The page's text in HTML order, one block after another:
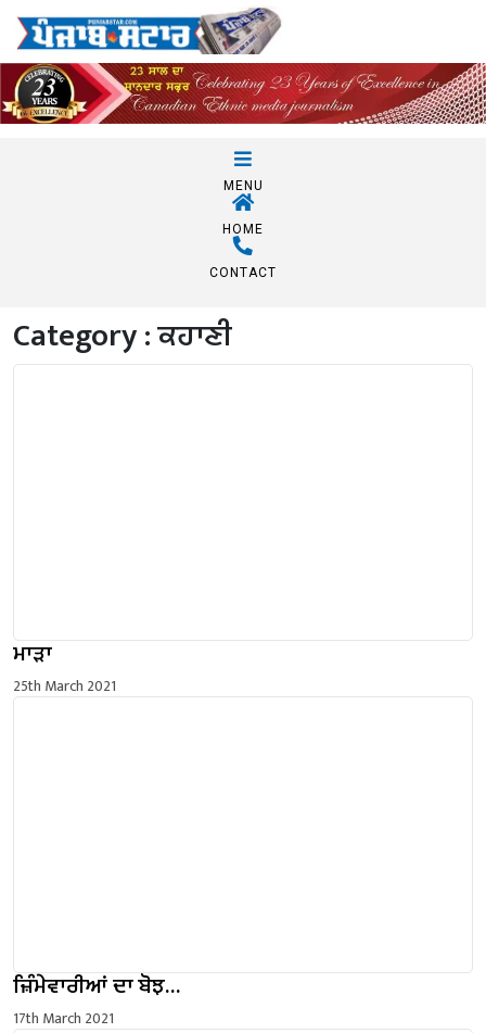
MENU
HOME
CONTACT
Category :ਕਹਾਣੀ
ਮਾੜਾ
25th March 2021
ਜ਼ਿੰਮੇਵਾਰੀਆਂ ਦਾ ਬੋਝ…
17th March 2021